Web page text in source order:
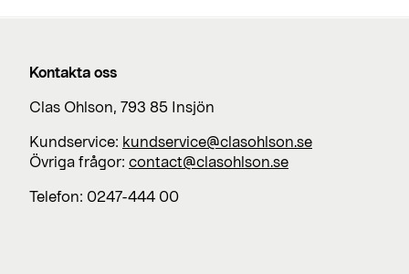
Kontakta oss
Clas Ohlson, 793 85 Insjön
Kundservice: kundservice@clasohlson.se
Övriga frågor: contact@clasohlson.se
Telefon: 0247-444 00